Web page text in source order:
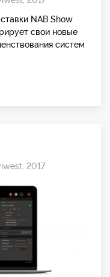
NAB Show
свои новые
систем
2017